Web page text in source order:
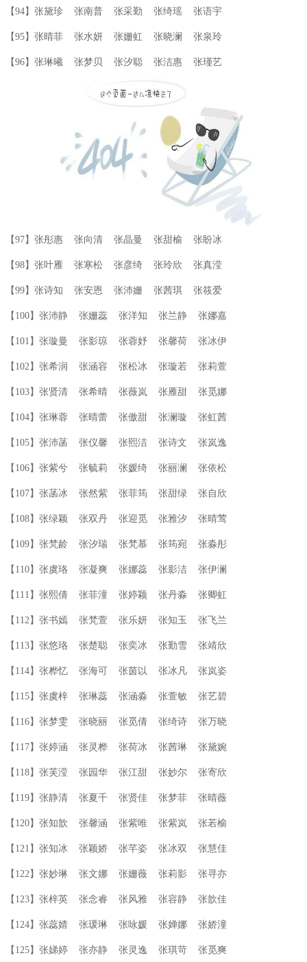
【94】张黛珍 张南普 张采勤 张绮瑶 张语宇
【95】张晴菲 张水妍 张姗虹 张晓澜 张泉玲
【96】张琳曦 张梦贝 张汐聪 张洁惠 张瑾艺
【97】张彤惠 张向清 张晶曼 张甜榆 张盼冰
【98】张叶雁 张寒松 张彦绮 张玲欣 张真滢
【99】张诗知 张安恩 张沛姗 张茜琪 张筱爱
【100】张沛静 张姗蕊 张洋知 张兰静 张娜嘉
【101】张璇曼 张影琼 张蓉妤 张馨荷 张冰伊
【102】张希润 张涵容 张松冰 张璇若 张莉萱
【103】张贤清 张希晴 张薇岚 张雁甜 张觅娜
【104】张琳蓉 张晴蕾 张傲甜 张澜璇 张虹茜
【105】张沛菡 张仪馨 张熙洁 张诗文 张岚逸
【106】张紫兮 张毓莉 张媛绮 张丽澜 张依松
【107】张菡冰 张然紫 张菲筠 张甜绿 张自欣
【108】张绿颖 张双丹 张迎觅 张雅汐 张晴莺
【109】张梵龄 张汐瑞 张梵慕 张筠宛 张淼彤
【110】张虞珞 张凝爽 张娜蕊 张影洁 张伊澜
【111】张熙倩 张菲潼 张婷颖 张丹淼 张卿虹
【112】张书嫣 张梵萱 张乐妍 张知玉 张飞兰
【113】张悠珞 张楚聪 张奕冰 张勤雪 张靖欣
【114】张桦忆 张海可 张茵以 张冰凡 张岚姿
【115】张虞梓 张琳蕊 张涵淼 张萱敏 张艺碧
【116】张梦雯 张晓丽 张觅倩 张绮诗 张万晓
【117】张婷涵 张灵桦 张荷冰 张茜琳 张黛婉
【118】张芙滢 张园华 张江甜 张妙尔 张寄欣
【119】张静清 张夏千 张贤佳 张梦菲 张晴薇
【120】张知歆 张馨涵 张紫唯 张紫岚 张若榆
【121】张知冰 张颖娇 张芊姿 张冰双 张慧佳
【122】张妙琳 张文娜 张姗薇 张莉影 张寻亦
【123】张梓英 张念睿 张风雅 张容静 张歆佳
【124】张蕊婧 张瑗琳 张咏媛 张婵娜 张娇潼
【125】张娣婷 张亦静 张灵逸 张琪苛 张觅爽